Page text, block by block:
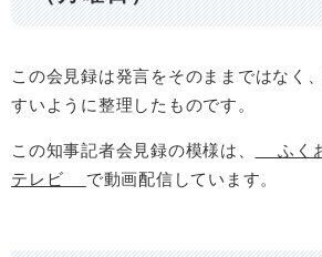
この会見録は発言をそのままではなく
すいように整理したものです。
この知事記者会見録の模様は、
ふく
テレビ で動画配信しています。